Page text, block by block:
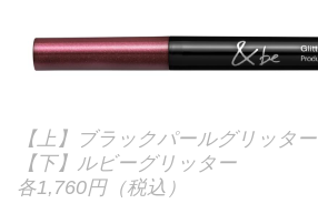
【上】ブラックパールグリッター
【下】ルビーグリッター
各1,760円（税込）